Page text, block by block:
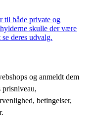
til både private og
skulle der være
deres udvalg.
og anmeldt dem
prisniveau,
betingelser,